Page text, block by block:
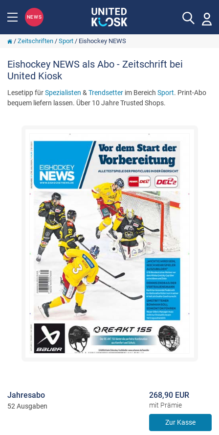
NEWS
/ Zeitschriften/ Sport/ Eishockey NEWS
Eishockey NEWS als Abo - Zeitschrift bei
United Kiosk
Lesetipp fürSpezialisten & Trendsetter im Bereich Sport. Print-Abo
bequem liefern lassen. Über 10 Jahre Trusted Shops.
Jahresabo
52 Ausgaben
268,90 EUR
mit Prämie
Zur Kasse